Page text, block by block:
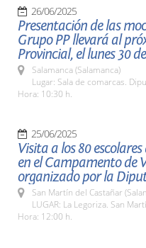
26/06/2025
Presentación de las
Grupo PP llevará al
Provincial, el lunes 30
Salamanca (Salamanca)
Lugar: Sala de comarcas.
Hora: 10:30 h.
25/06/2025
Visita a los 80
en el Campamento de
organizado por la
San Martín del Castañar
LUGAR: La Legoriza. San
Hora: 12:00 h.